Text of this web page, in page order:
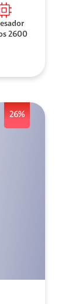
2600
26%